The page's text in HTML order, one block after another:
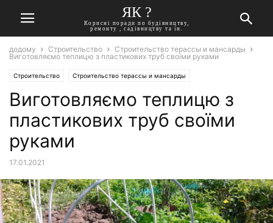
ЯК ?
Корисні поради по будівництву,
ремонту , садівництву та ін.
додому Строительство
Строительство терассы и мансарды
Виготовляємо теплицю з пластикових труб своїми руками
Строительство Строительство терассы и мансарды
Виготовляємо теплицю з
пластикових труб своїми
руками
17.01.2021